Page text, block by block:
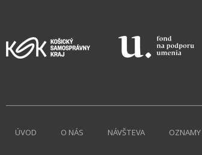
ÚVOD O NÁS NÁVŠTEVA OZNAMY